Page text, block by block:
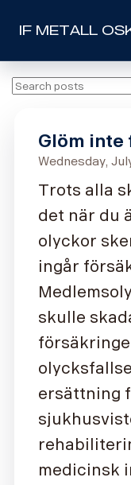
IF METALL
Search news posts
Glöm
Wednesday,
Trots alla
det när du
olyckor
ingår
skulle
ersättning
medicinsk